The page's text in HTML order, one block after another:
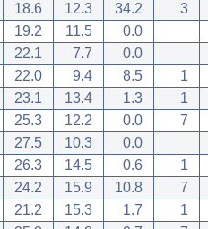
18.6 12.3 34.2
3
19.2 11.5
0.0
22.1 7.7
0.0
22.0 9.4 8.5
1
23.1 13.4 1.3
1
25.3 12.2 0.0
7
27.5 10.3
0.0
26.3 14.5 0.6
1
24.2 15.9 10.8
7
21.2 15.3 1.7
1